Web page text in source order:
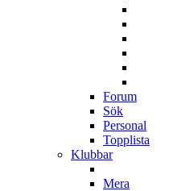
Forum
Sök
Personal
Topplista
Klubbar
Mera